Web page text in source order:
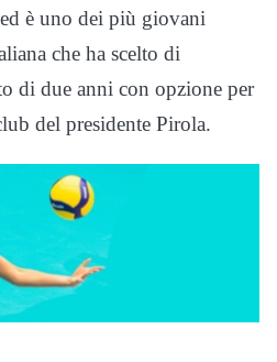
ed è uno dei più giovani
che ha scelto di
di due anni con opzione per
del presidente Pirola.